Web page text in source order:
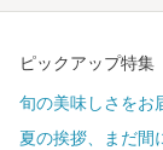
ピックアップ特集
旬の美味しさをお
夏の挨拶、まだ間